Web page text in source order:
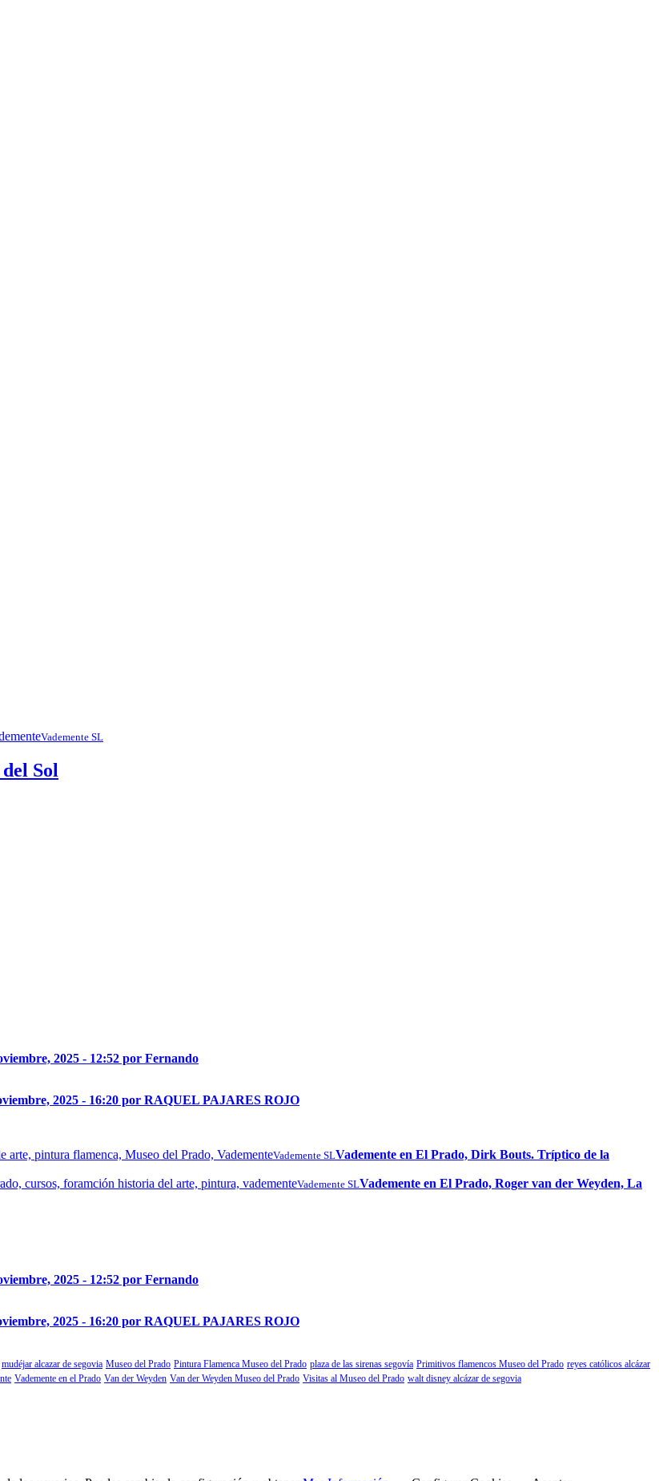
Vademente SL
Sol
2025 - 12:52 por Fernando
2025 - 16:20 por RAQUEL PAJARES ROJO
Vademente SLVademente en El Prado, Dirk Bouts. Tríptico de la
Vademente SLVademente en El Prado, Roger van der Weyden, La
2025 - 12:52 por Fernando
2025 - 16:20 por RAQUEL PAJARES ROJO
mudéjar alcazar de segovia Museo del Prado Pintura Flamenca Museo del Prado plaza de las sirenas segovía Primitivos flamencos Museo del Prado reyes católicos alcázar
Vademente en el Prado Van der Weyden Van der Weyden Museo del Prado Visitas al Museo del Prado walt disney alcázar de segovia